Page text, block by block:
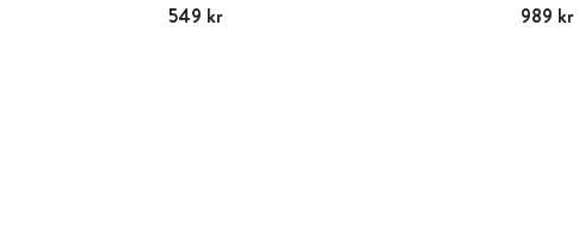
Pris:549 kr
549 kr
Pris:989 kr
989 kr